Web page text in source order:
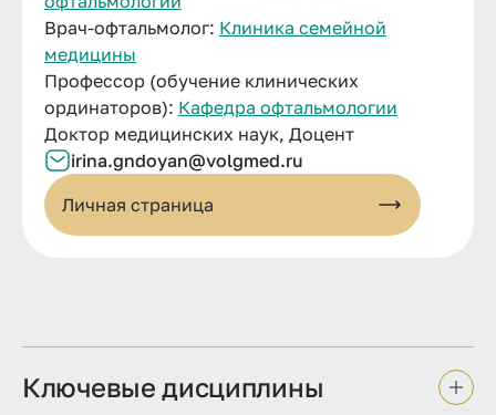
Врач-офтальмолог: Клиника семейной
медицины
Профессор (обучение клинических
ординаторов): Кафедра офтальмологии
Доктор медицинских наук, Доцент
irina.gndoyan@volgmed.ru
Личная страница
Ключевые дисциплины